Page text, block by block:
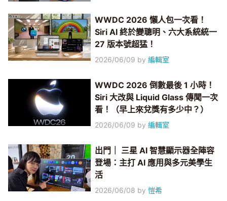
WWDC 2026 懶人包一次看！
Siri AI 終於變聰明、六大系統統一
27 版本號超猛！
2026/06/09 by編輯室
WWDC 2026 倒數最後 1 小時！
Siri 大改與 Liquid Glass 傳聞一次
看！（早上來兌獎有多少中？）
2026/06/09 by編輯室
出門｜ 三星 AI 智慧顯示器全陣容
登場：主打 AI 應用與多元美學生
活
2026/06/08 by愷希